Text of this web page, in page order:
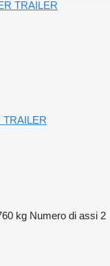
TRAILER
kg Numero di assi 2